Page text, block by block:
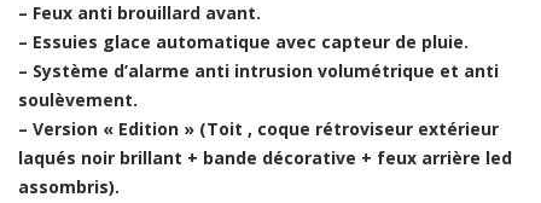
– Feux anti brouillard avant.
– Essuies glace automatique avec capteur de pluie.
– Système d’alarme anti intrusion volumétrique et anti
soulèvement.
– Version « Edition » (Toit , coque rétroviseur extérieur
laqués noir brillant + bande décorative + feux arrière led
assombris).